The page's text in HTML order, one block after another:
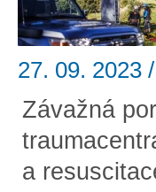
27. 09. 2023 /
Závažná
a